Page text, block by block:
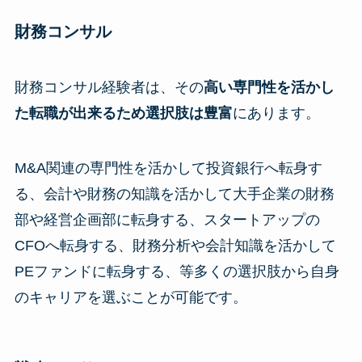
財務コンサル
財務コンサル経験者は、その高い専門性を活かし
た転職が出来るため選択肢は豊富にあります。
M&A関連の専門性を活かして投資銀行へ転身す
る、会計や財務の知識を活かして大手企業の財務
部や経営企画部に転身する、スタートアップの
CFOへ転身する、財務分析や会計知識を活かして
PEファンドに転身する、等多くの選択肢から自身
のキャリアを選ぶことが可能です。